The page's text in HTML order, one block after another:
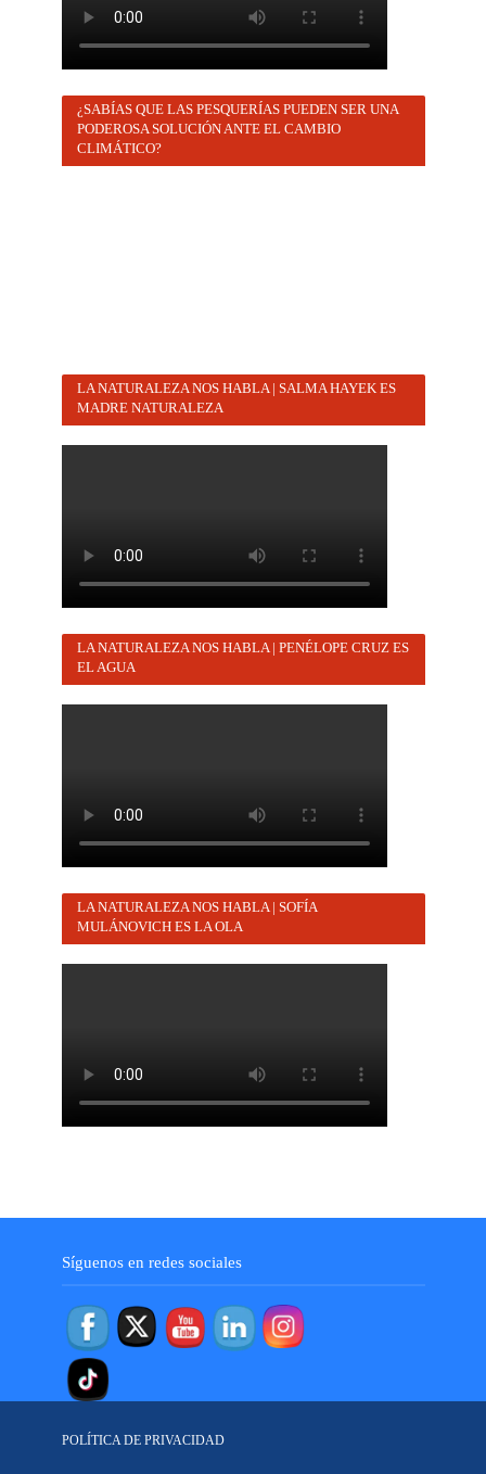
¿SABÍAS QUE LAS PESQUERÍAS PUEDEN SER UNA
PODEROSA SOLUCIÓN ANTE EL CAMBIO
CLIMÁTICO?
LA NATURALEZA NOS HABLA | SALMA HAYEK ES
MADRE NATURALEZA
LA NATURALEZA NOS HABLA | PENÉLOPE CRUZ ES
EL AGUA
LA NATURALEZA NOS HABLA | SOFÍA
MULÁNOVICH ES LA OLA
Síguenos en redes sociales
POLÍTICA DE PRIVACIDAD